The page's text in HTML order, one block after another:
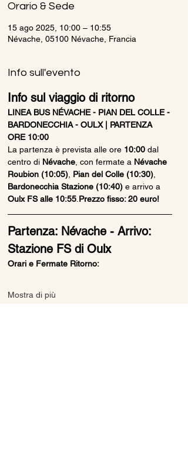
Orario & Sede
15 ago 2025, 10:00 – 10:55
Névache, 05100 Névache, Francia
Info sull'evento
Info sul viaggio di ritorno
LINEA BUS NÉVACHE - PIAN DEL COLLE -
BARDONECCHIA - OULX | PARTENZA
ORE 10:00
La partenza è prevista alle ore 10:00 dal
centro di Névache , con fermate a Névache
Roubion (10:05) Pian del Colle (10:30)
Bardonecchia Stazione (10:40) e arrivo a
Oulx FS alle 10:55 Prezzo fisso: 20 euro!
Partenza: Névache - Arrivo:
Stazione FS di Oulx
Orari e Fermate Ritorno:
Mostra di più